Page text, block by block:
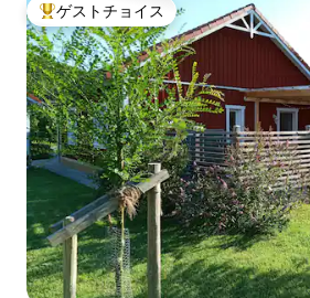
大好評のゲストチョイスです。
ゲストチョイス